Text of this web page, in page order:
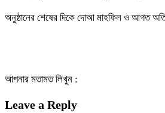
অনুষ্ঠানের শেষের দিকে দোআ মাহফিল ও আগত
আপনার মতামত লিখুন :
Leave a Reply